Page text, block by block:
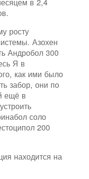
росту
Азохен
Андробол 300
Я в
как ими было
забор, они по
ещё в
соло
200
находится на